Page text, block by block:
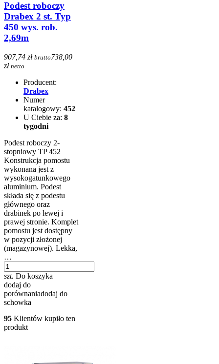
Podest roboczy
Drabex 2 st. Typ
450 wys. rob.
2,69m
907,74 zł brutto738,00
zł netto
Producent:
Drabex
Numer
katalogowy: 452
U Ciebie za: 8
tygodni
Podest roboczy 2-
stopniowy TP 452
Konstrukcja pomostu
wykonana jest z
wysokogatunkowego
aluminium. Podest
składa się z podestu
głównego oraz
drabinek po lewej i
prawej stronie. Komplet
pomostu jest dostępny
w pozycji złożonej
(magazynowej). Lekka,
…
szt. Do koszyka
dodaj do
porównaniadodaj do
schowka
95 Klientów kupiło ten
produkt